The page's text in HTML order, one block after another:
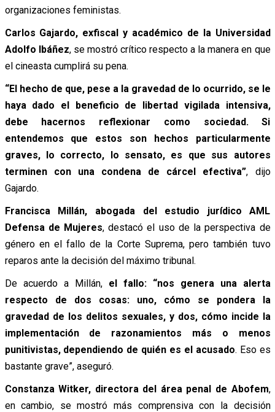
organizaciones feministas.
Carlos Gajardo, exfiscal y académico de la Universidad
Adolfo Ibáñez, se mostró crítico respecto a la manera en que
el cineasta cumplirá su pena.
“El hecho de que, pese a la gravedad de lo ocurrido, se le
haya dado el beneficio de libertad vigilada intensiva,
debe hacernos reflexionar como sociedad. Si
entendemos que estos son hechos particularmente
graves, lo correcto, lo sensato, es que sus autores
terminen con una condena de cárcel efectiva”, dijo
Gajardo.
Francisca Millán, abogada del estudio jurídico AML
Defensa de Mujeres, destacó el uso de la perspectiva de
género en el fallo de la Corte Suprema, pero también tuvo
reparos ante la decisión del máximo tribunal.
De acuerdo a Millán, el fallo: “nos genera una alerta
respecto de dos cosas: uno, cómo se pondera la
gravedad de los delitos sexuales, y dos, cómo incide la
implementación de razonamientos más o menos
punitivistas, dependiendo de quién es el acusado. Eso es
bastante grave”, aseguró.
Constanza Witker, directora del área penal de Abofem,
en cambio, se mostró más comprensiva con la decisión